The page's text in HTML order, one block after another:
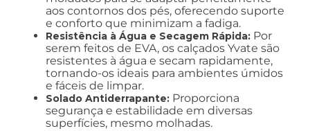
aos contornos dos pés, oferecendo suporte
e conforto que minimizam a fadiga.
Resistência à Água e Secagem Rápida: Por
serem feitos de EVA, os calçados Yvate são
resistentes à água e secam rapidamente,
tornando-os ideais para ambientes úmidos
e fáceis de limpar.
Solado Antiderrapante: Proporciona
segurança e estabilidade em diversas
superfícies, mesmo molhadas.